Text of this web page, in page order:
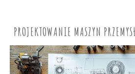
CONTENT
PROJEKTOWANIE MASZYN